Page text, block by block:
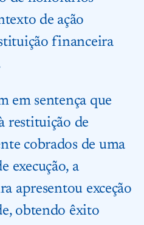
de ação
financeira
em sentença que
restituição de
cobrados de uma
execução, a
apresentou exceção
obtendo êxito